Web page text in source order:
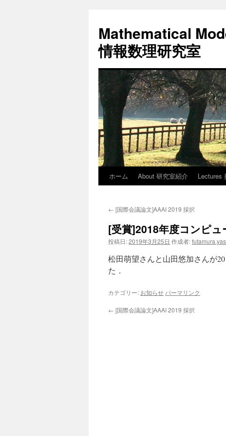
テ
ン
ツ
へ
ッ
プ
Mathematical
情報数理研究室
ホーム About 研究室紹介 Lectures
← [国際会議論文]AAAI 2019 採択
[受賞]2018年度コンピ
投稿日:2019年3月25日 作成者:
松田萌望さんと山田悠加さんが
た．
カテゴリー: お知らせ パーマリンク
← [国際会議論文]AAAI 2019 採択